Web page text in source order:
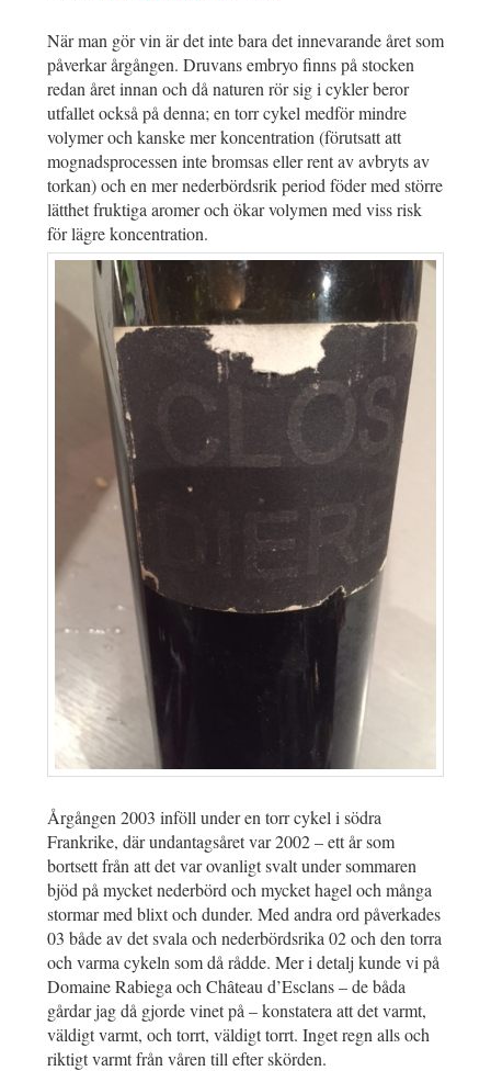
När man gör vin är det inte bara det innevarande året som
påverkar årgången. Druvans embryo finns på stocken
redan året innan och då naturen rör sig i cykler beror
utfallet också på denna; en torr cykel medför mindre
volymer och kanske mer koncentration (förutsatt att
mognadsprocessen inte bromsas eller rent av avbryts av
torkan) och en mer nederbördsrik period föder med större
lätthet fruktiga aromer och ökar volymen med viss risk
för lägre koncentration.
Årgången 2003 inföll under en torr cykel i södra
Frankrike, där undantagsåret var 2002 – ett år som
bortsett från att det var ovanligt svalt under sommaren
bjöd på mycket nederbörd och mycket hagel och många
stormar med blixt och dunder. Med andra ord påverkades
03 både av det svala och nederbördsrika 02 och den torra
och varma cykeln som då rådde. Mer i detalj kunde vi på
Domaine Rabiega och Château d’Esclans – de båda
gårdar jag då gjorde vinet på – konstatera att det varmt,
väldigt varmt, och torrt, väldigt torrt. Inget regn alls och
riktigt varmt från våren till efter skörden.